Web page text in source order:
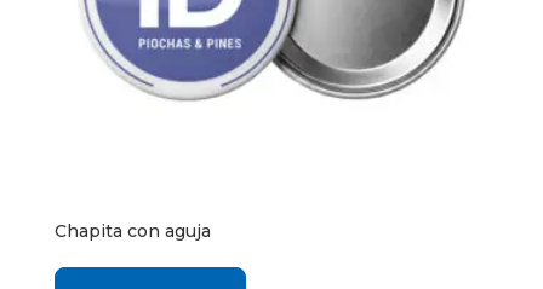
Chapita con aguja